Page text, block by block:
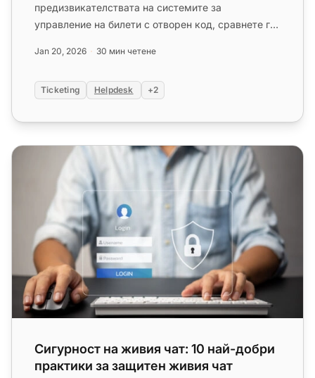
предизвикателствата на системите за
управление на билети с отворен код, сравнете ги
изберет...
Jan 20, 2026 30 мин четене
Ticketing Helpdesk +2
Сигурност на живия чат: 10 най-добри практики за
Сигурност на живия чат: 10 най-добри
практики за защитен живия чат